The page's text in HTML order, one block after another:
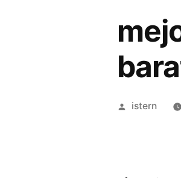
Publicado
istern